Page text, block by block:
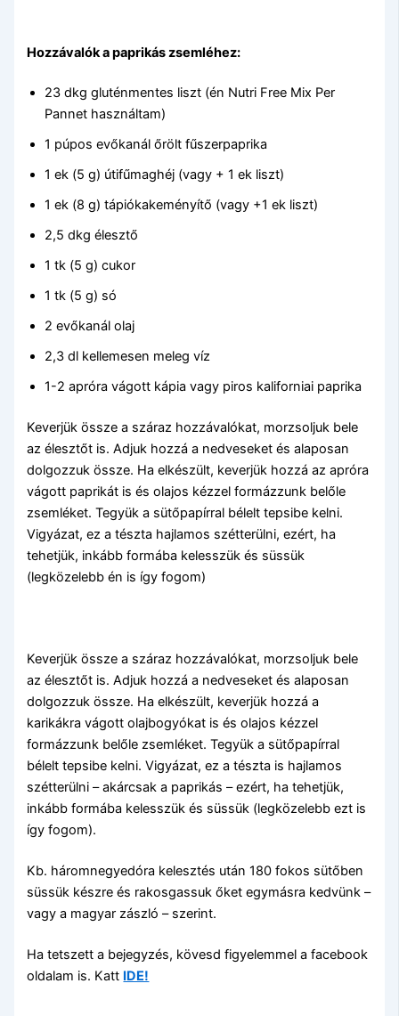
Hozzávalók a paprikás zsemléhez:
23 dkg gluténmentes liszt (én Nutri Free Mix Per
Pannet használtam)
1 púpos evőkanál őrölt fűszerpaprika
1 ek (5 g) útifűmaghéj (vagy + 1 ek liszt)
1 ek (8 g) tápiókakeményítő (vagy +1 ek liszt)
2,5 dkg élesztő
1 tk (5 g) cukor
1 tk (5 g) só
2 evőkanál olaj
2,3 dl kellemesen meleg víz
1-2 apróra vágott kápia vagy piros kaliforniai paprika
Keverjük össze a száraz hozzávalókat, morzsoljuk bele
az élesztőt is. Adjuk hozzá a nedveseket és alaposan
dolgozzuk össze. Ha elkészült, keverjük hozzá az apróra
vágott paprikát is és olajos kézzel formázzunk belőle
zsemléket. Tegyük a sütőpapírral bélelt tepsibe kelni.
Vigyázat, ez a tészta hajlamos szétterülni, ezért, ha
tehetjük, inkább formába kelesszük és süssük
(legközelebb én is így fogom)
Keverjük össze a száraz hozzávalókat, morzsoljuk bele
az élesztőt is. Adjuk hozzá a nedveseket és alaposan
dolgozzuk össze. Ha elkészült, keverjük hozzá a
karikákra vágott olajbogyókat is és olajos kézzel
formázzunk belőle zsemléket. Tegyük a sütőpapírral
bélelt tepsibe kelni. Vigyázat, ez a tészta is hajlamos
szétterülni – akárcsak a paprikás – ezért, ha tehetjük,
inkább formába kelesszük és süssük (legközelebb ezt is
így fogom).
Kb. háromnegyedóra kelesztés után 180 fokos sütőben
süssük készre és rakosgassuk őket egymásra kedvünk –
vagy a magyar zászló – szerint.
Ha tetszett a bejegyzés, kövesd figyelemmel a facebook
oldalam is. Katt IDE!